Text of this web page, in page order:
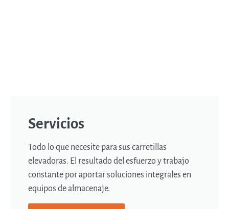
Servicios
Todo lo que necesite para sus carretillas
elevadoras. El resultado del esfuerzo y trabajo
constante por aportar soluciones integrales en
equipos de almacenaje.